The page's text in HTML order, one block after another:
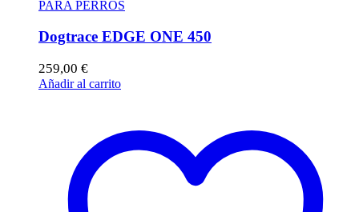
PARA PERROS
Dogtrace EDGE ONE 450
259,00 €
Añadir al carrito